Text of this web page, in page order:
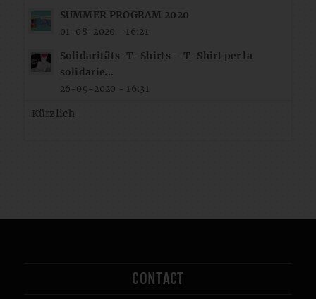
SUMMER PROGRAM 2020
01-08-2020 - 16:21
Solidaritäts-T-Shirts – T-Shirt per la
solidarie...
26-09-2020 - 16:31
Kürzlich
CONTACT